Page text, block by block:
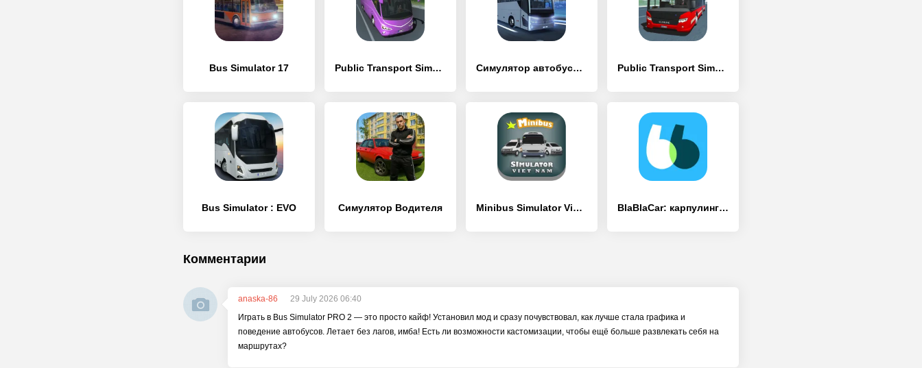
Bus Simulator 17 Public Transport Simulator - Coach Симулятор автобуса: автобусы Public Transport Simulator
Bus Simulator : EVO Симулятор Водителя Minibus Simulator Vietnam BlaBlaCar: карпулинг и автобус
Комментарии
anaska-86
29 July 2026 06:40
Играть в Bus Simulator PRO 2 — это просто кайф! Установил мод и сразу почувствовал, как лучше стала графика и
поведение автобусов. Летает без лагов, имба! Есть ли возможности кастомизации, чтобы ещё больше развлекать себя на
маршрутах?